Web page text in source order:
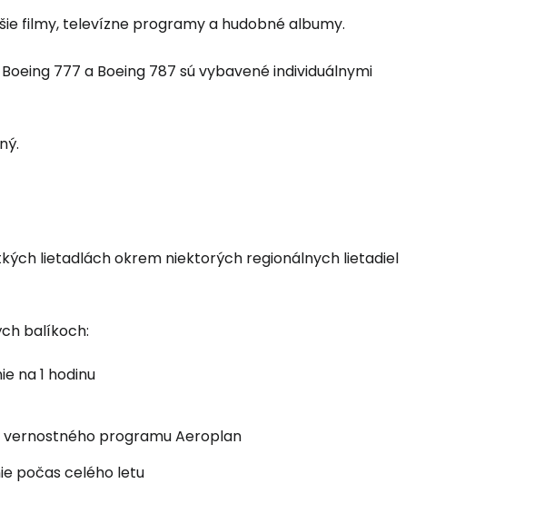
filmy, televízne programy a hudobné albumy.
777 a Boeing 787 sú vybavené individuálnymi
lietadlách okrem niektorých regionálnych lietadiel
balíkoch:
na 1 hodinu
programu Aeroplan
počas celého letu
sa do služby
cestovateľov